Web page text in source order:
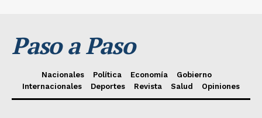
Paso a Paso
Nacionales Política Economía
Gobierno
Internacionales
Deportes Revista Salud Opiniones